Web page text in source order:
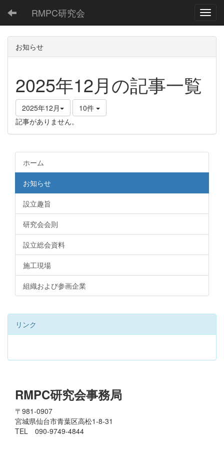
RMPC研究会
お知らせ
2025年12月の記事一覧
2025年12月
10件
記事がありません。
ホーム
お知らせ
設立趣旨
研究会会則
設立総会資料
施工現場
組織および参画企業
リンク
RMPC研究会事務局
〒981-0907
宮城県仙台市青葉区高松1-8-31
TEL 090-9749-4844